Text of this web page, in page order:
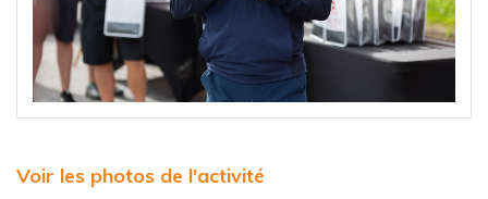
Voir les photos de l'activité